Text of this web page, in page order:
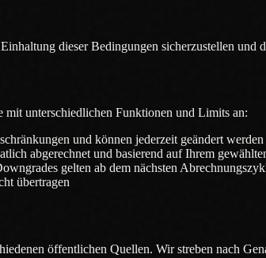
dieser Bedingungen sicherzustellen und
mit unterschiedlichen Funktionen und Limits an:
und können jederzeit geändert werden
abgerechnet und basierend auf Ihrem
gelten ab dem nächsten
übertragen
öffentlichen Quellen. Wir streben nach